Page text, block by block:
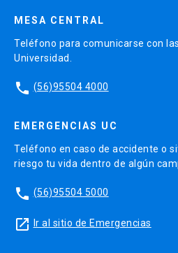
MESA CENTRAL
Teléfono para comunicarse con
Universidad.
phone (56)95504 4000
EMERGENCIAS UC
Teléfono en caso de accidente o
riesgo tu vida dentro de algún
phone (56)95504 5000
launch Ir al sitio de Emergencias